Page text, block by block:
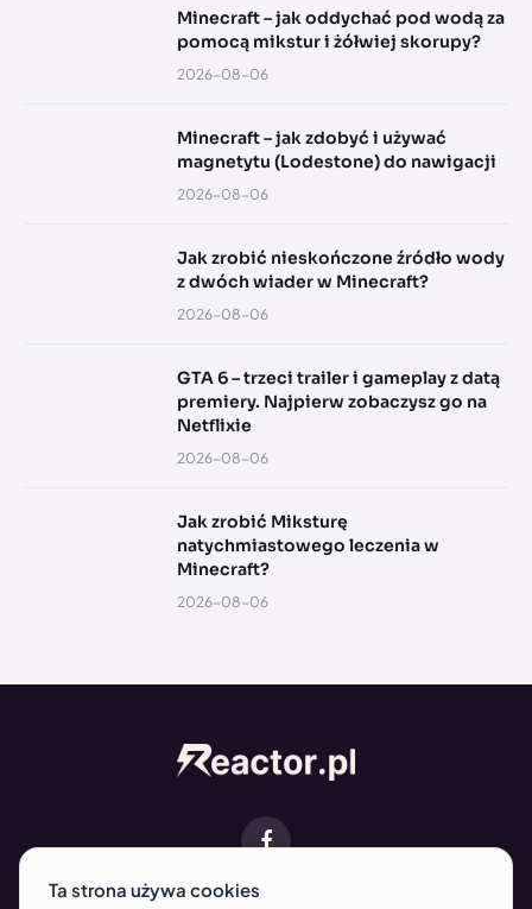
Minecraft – jak oddychać pod wodą za
pomocą mikstur i żółwiej skorupy?
2026-08-06
Minecraft – jak zdobyć i używać
magnetytu (Lodestone) do nawigacji
2026-08-06
Jak zrobić nieskończone źródło wody
z dwóch wiader w Minecraft?
2026-08-06
GTA 6 – trzeci trailer i gameplay z datą
premiery. Najpierw zobaczysz go na
Netflixie
2026-08-06
Jak zrobić Miksturę
natychmiastowego leczenia w
Minecraft?
2026-08-06
Facebook